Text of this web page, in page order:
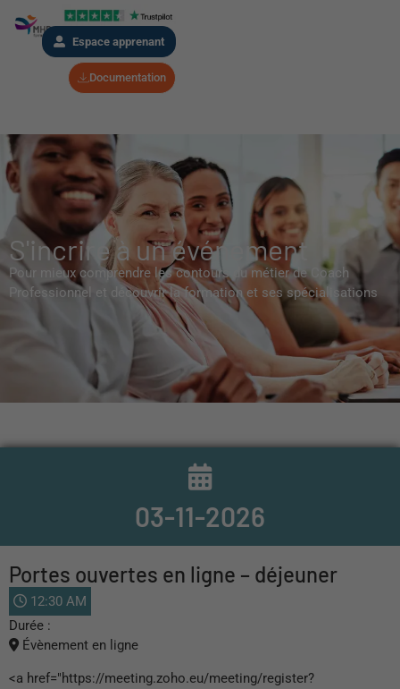
Espace apprenant
Documentation
S'incrire à un événement
Pour mieux comprendre les contours du métier de Coach
Professionnel et découvrir la formation et ses spécialisations
03-11-2026
Portes ouvertes en ligne – déjeuner
12:30 AM
Durée :
Évènement en ligne
<a href="https://meeting.zoho.eu/meeting/register?